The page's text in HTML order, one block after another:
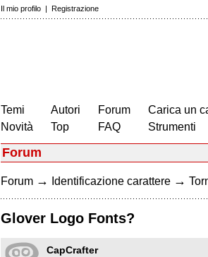
Il mio profilo | Registrazione
Temi
Novità
Autori
Top
Forum
FAQ
Carica un
Strumenti
Forum
Forum → Identificazione carattere →
Glover Logo Fonts?
CapCrafter